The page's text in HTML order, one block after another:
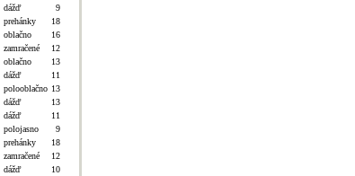
dážď
9
prehánky
18
oblačno
16
zamračené
12
oblačno
13
dážď
11
polooblačno 13
dážď
13
dážď
11
polojasno
9
prehánky
18
zamračené
12
dážď
10